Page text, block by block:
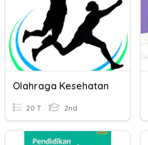
Olahraga Kesehatan
20 T 2nd